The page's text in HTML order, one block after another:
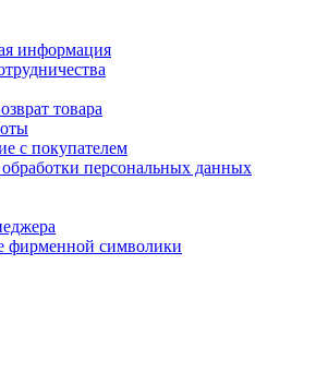
информация
товара
с покупателем
персональных данных
фирменной символики